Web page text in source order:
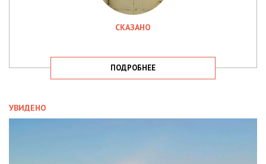
СКАЗАНО
ПОДРОБНЕЕ
УВИДЕНО